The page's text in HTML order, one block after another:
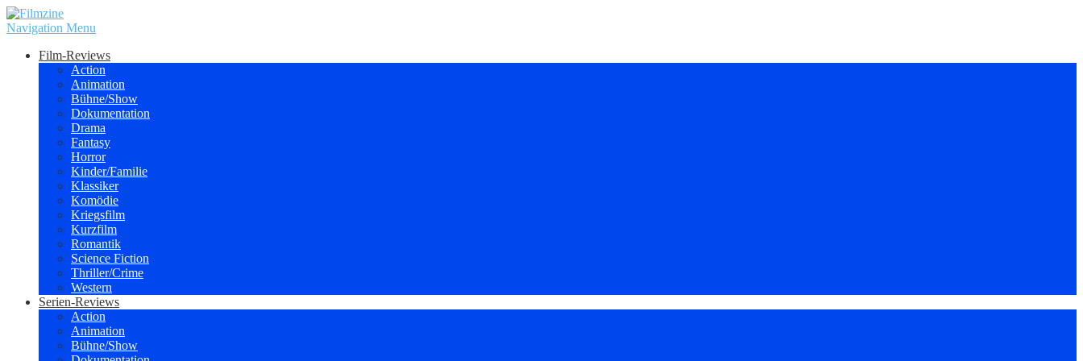
Navigation Menu
Film-Reviews
Action
Animation
Bühne/Show
Dokumentation
Drama
Fantasy
Horror
Kinder/Familie
Klassiker
Komödie
Kriegsfilm
Kurzfilm
Romantik
Science Fiction
Thriller/Crime
Western
Serien-Reviews
Action
Animation
Bühne/Show